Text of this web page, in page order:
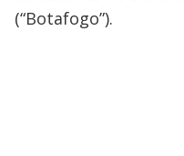
(“Botafogo”).